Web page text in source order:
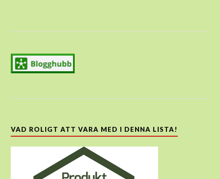
VAD ROLIGT ATT VARA MED I DENNA LISTA!